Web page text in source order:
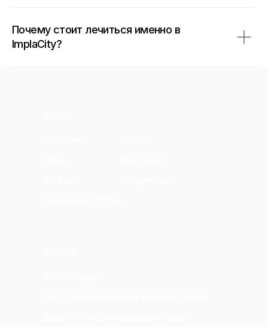
Почему стоит лечиться именно в
ImplaCity?